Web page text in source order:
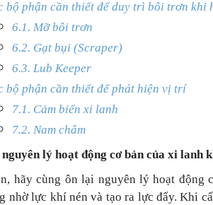
bộ phận cần thiết để duy trì bôi trơn khi
6.1. Mỡ bôi trơn
6.2. Gạt bụi (Scraper)
6.3. Lub Keeper
bộ phận cần thiết để phát hiện vị trí
7.1. Cảm biến xi lanh
7.2. Nam châm
lý hoạt động cơ bản của xi lanh
hãy cùng ôn lại nguyên lý hoạt
nhờ lực khí nén và tạo ra lực đẩy. Khi